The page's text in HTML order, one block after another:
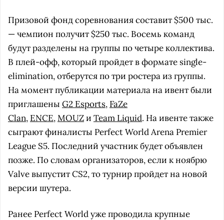
Призовой фонд соревнования составит $500 тыс.
— чемпион получит $250 тыс. Восемь команд
будут разделены на группы по четыре коллектива.
В плей-офф, который пройдет в формате single-
elimination, отберутся по три ростера из группы.
На момент публикации материала на ивент были
приглашены G2 Esports, FaZe
Clan, ENCE,MOUZи Team Liquid. На ивенте также
сыграют финалисты Perfect World Arena Premier
League S5. Последний участник будет объявлен
позже. По словам организаторов, если к ноябрю
Valve выпустит CS2, то турнир пройдет на новой
версии шутера.
Ранее Perfect World уже проводила крупные